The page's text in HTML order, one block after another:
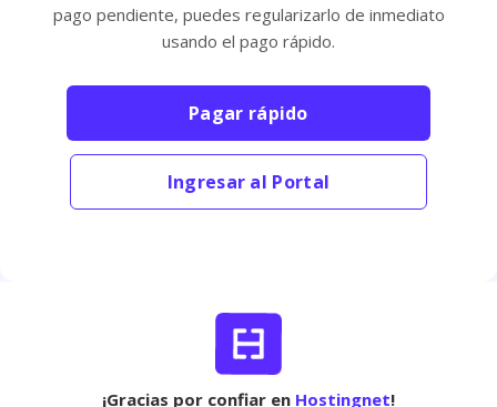
pago pendiente, puedes regularizarlo de inmediato
usando el pago rápido.
Pagar rápido
Ingresar al Portal
¡Gracias por confiar en Hostingnet!